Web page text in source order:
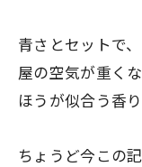
青さとセットで
屋の空気が重く
ほうが似合う香
ちょうど今この